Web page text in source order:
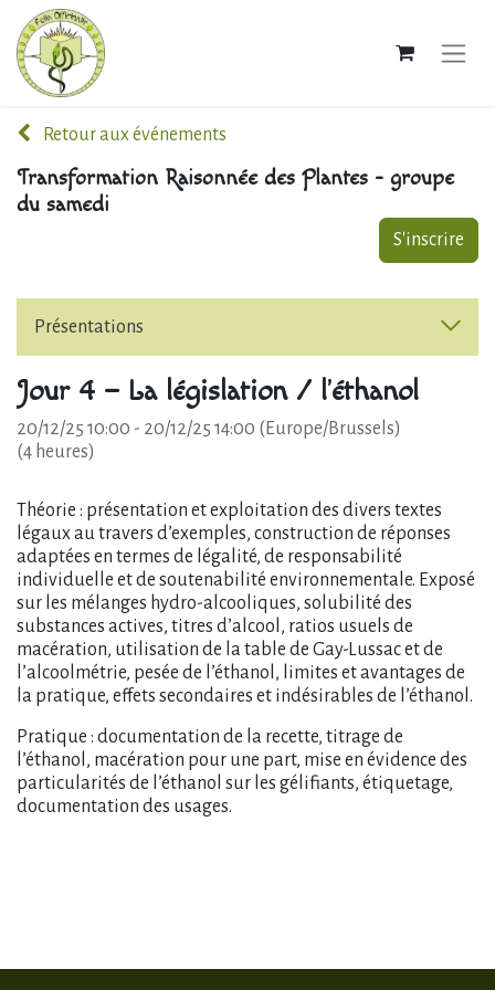
Retour aux événements
Transformation Raisonnée des Plantes - groupe
du samedi
S'inscrire
Présentations
Jour 4 – La législation / l’éthanol
20/12/25 10:00 - 20/12/25 14:00 ( Europe/Brussels)
(4 heures)
Théorie : présentation et exploitation des divers textes
légaux au travers d’exemples, construction de réponses
adaptées en termes de légalité, de responsabilité
individuelle et de soutenabilité environnementale. Exposé
sur les mélanges hydro-alcooliques, solubilité des
substances actives, titres d’alcool, ratios usuels de
macération, utilisation de la table de Gay-Lussac et de
l’alcoolmétrie, pesée de l’éthanol, limites et avantages de
la pratique, effets secondaires et indésirables de l’éthanol.
Pratique : documentation de la recette, titrage de
l’éthanol, macération pour une part, mise en évidence des
particularités de l’éthanol sur les gélifiants, étiquetage,
documentation des usages.